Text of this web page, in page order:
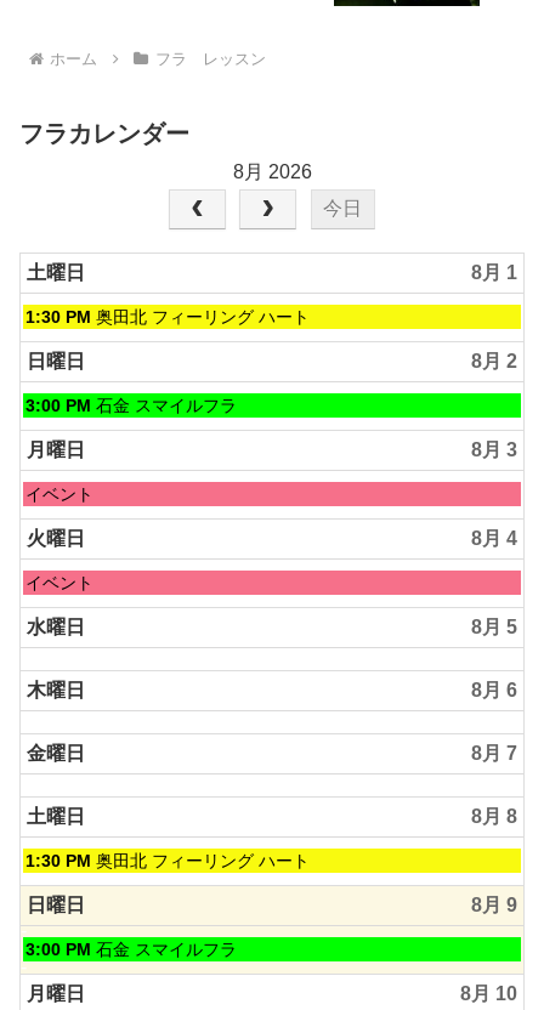
ホーム フラ レッスン
フラカレンダー
8月 2026
今日
土曜日 8月 1
土
曜
日,
8
月
1st
2026
1:30 PM 奥田北 フィーリング ハート
日曜日 8月 2
日
曜
日,
8
月
2nd
2026
3:00 PM 石金 スマイルフラ
月曜日 8月 3
月
曜
日,
8
月
3rd
2026
イベント
火曜日 8月 4
火
曜
日,
8
月
4th
2026
イベント
水曜日 8月 5
木曜日 8月 6
金曜日 8月 7
土曜日 8月 8
土
曜
日,
8
月
8th
2026
1:30 PM 奥田北 フィーリング ハート
日曜日 8月 9
日
曜
日,
3:00 PM 石金 スマイルフラ
月曜日 8月 10